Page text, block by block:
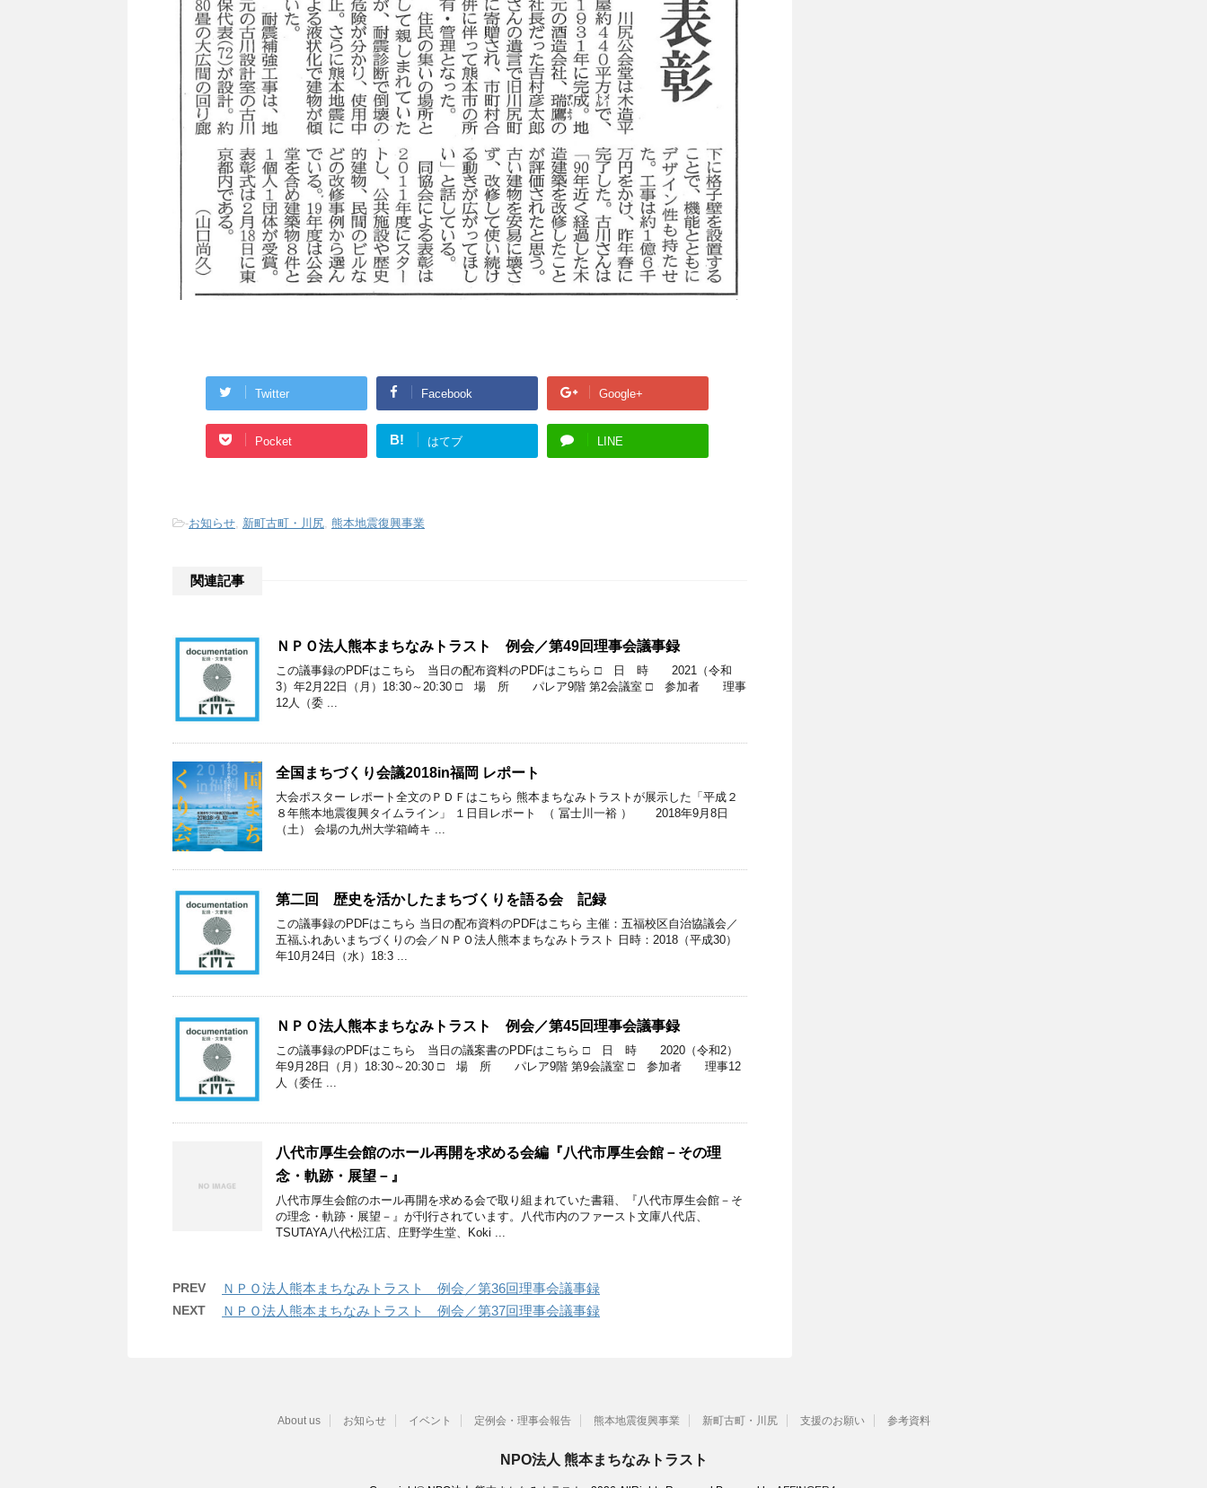
Twitter Facebook Google+
Pocket B! はてブ LINE
-お知らせ, 新町古町・川尻, 熊本地震復興事業
関連記事
ＮＰＯ法人熊本まちなみトラスト 例会／第49回理事会議事録
この議事録のPDFはこちら 当日の配布資料のPDFはこちら □ 日 時 2021（令和
3）年2月22日（月）18:30～20:30 □ 場 所 パレア9階 第2会議室 □ 参加者 理事
12人（委 ...
全国まちづくり会議2018in福岡 レポート
大会ポスター レポート全文のＰＤＦはこちら 熊本まちなみトラストが展示した「平成２
８年熊本地震復興タイムライン」 １日目レポート （ 冨士川一裕 ） 2018年9月8日
（土） 会場の九州大学箱崎キ ...
第二回 歴史を活かしたまちづくりを語る会 記録
この議事録のPDFはこちら 当日の配布資料のPDFはこちら 主催：五福校区自治協議会／
五福ふれあいまちづくりの会／ＮＰＯ法人熊本まちなみトラスト 日時：2018（平成30）
年10月24日（水）18:3 ...
ＮＰＯ法人熊本まちなみトラスト 例会／第45回理事会議事録
この議事録のPDFはこちら 当日の議案書のPDFはこちら □ 日 時 2020（令和2）
年9月28日（月）18:30～20:30 □ 場 所 パレア9階 第9会議室 □ 参加者 理事12
人（委任 ...
八代市厚生会館のホール再開を求める会編『八代市厚生会館－その理
念・軌跡・展望－』
八代市厚生会館のホール再開を求める会で取り組まれていた書籍、『八代市厚生会館－そ
の理念・軌跡・展望－』が刊行されています。八代市内のファースト文庫八代店、
TSUTAYA八代松江店、庄野学生堂、Koki ...
PREV ＮＰＯ法人熊本まちなみトラスト 例会／第36回理事会議事録
NEXT ＮＰＯ法人熊本まちなみトラスト 例会／第37回理事会議事録
About us お知らせ イベント 定例会・理事会報告 熊本地震復興事業 新町古町・川尻 支援のお願い 参考資料
NPO法人 熊本まちなみトラスト